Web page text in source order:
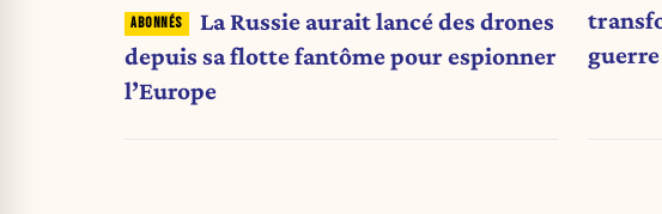
La Russie aurait lancé des drones
depuis sa flotte fantôme pour espionner
l’Europe
guerre